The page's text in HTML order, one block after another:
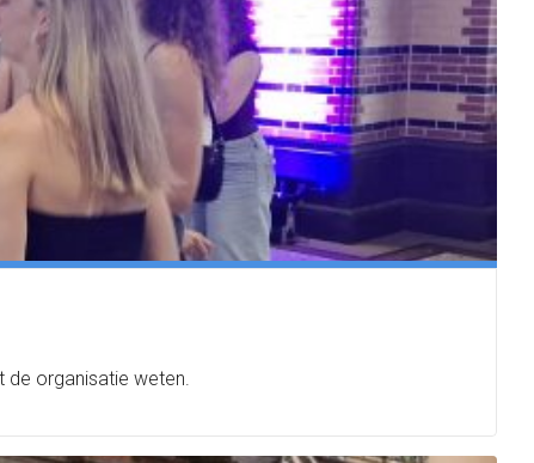
de organisatie weten.